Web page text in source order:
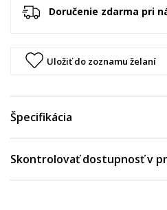
Doručenie zdarma pri
Uložiť do zoznamu želaní
Špecifikácia
Skontrolovať dostupnosť v